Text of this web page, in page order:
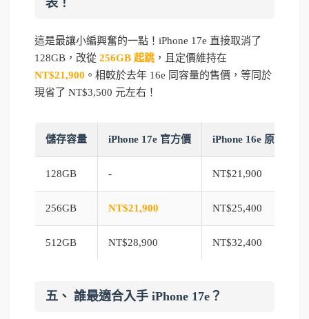
表！
這是最讓小編興奮的一點！iPhone 17e 直接取消了
128GB，改從 256GB 起跳，且定價維持在
NT$21,900 。相較於去年 16e 同容量的售價，等同於
現省了 NT$3,500 元左右！
儲存容量 iPhone 17e 官方價 iPhone 16e 原官方價
128GB - NT$21,900
256GB NT$21,900 NT$25,400
512GB NT$28,900 NT$32,400
五、 誰最適合入手 iPhone 17e？